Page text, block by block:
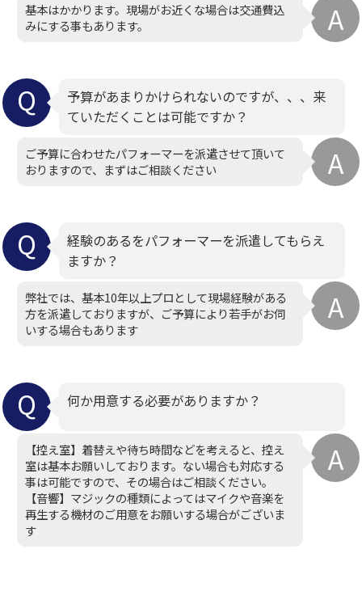
基本はかかります。現場がお近くな場合は交通費込
みにする事もあります。
予算があまりかけられないのですが、、、来
ていただくことは可能ですか？
ご予算に合わせたパフォーマーを派遣させて頂いて
おりますので、まずはご相談ください
経験のあるをパフォーマーを派遣してもらえ
ますか？
弊社では、基本10年以上プロとして現場経験がある
方を派遣しておりますが、ご予算により若手がお伺
いする場合もあります
何か用意する必要がありますか？
【控え室】着替えや待ち時間などを考えると、控え
室は基本お願いしております。ない場合も対応する
事は可能ですので、その場合はご相談ください。
【音響】マジックの種類によってはマイクや音楽を
再生する機材のご用意をお願いする場合がございま
す